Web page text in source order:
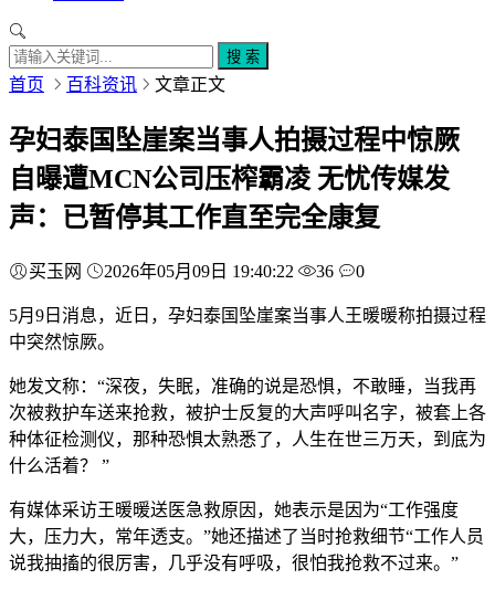
搜 索
首页 百科资讯 文章正文
孕妇泰国坠崖案当事人拍摄过程中惊厥
自曝遭MCN公司压榨霸凌 无忧传媒发
声：已暂停其工作直至完全康复
买玉网 2026年05月09日 19:40:22 36 0
5月9日消息，近日，孕妇泰国坠崖案当事人王暖暖称拍摄过程
中突然惊厥。
她发文称：“深夜，失眠，准确的说是恐惧，不敢睡，当我再
次被救护车送来抢救，被护士反复的大声呼叫名字，被套上各
种体征检测仪，那种恐惧太熟悉了，人生在世三万天，到底为
什么活着？ ”
有媒体采访王暖暖送医急救原因，她表示是因为“工作强度
大，压力大，常年透支。”她还描述了当时抢救细节“工作人员
说我抽搐的很厉害，几乎没有呼吸，很怕我抢救不过来。”